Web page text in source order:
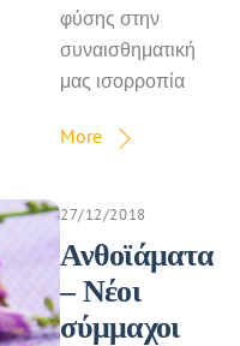
φύσης στην
συναισθηματική
μας ισορροπία
More
27/12/2018
Ανθοϊάματα
– Νέοι
σύμμαχοι